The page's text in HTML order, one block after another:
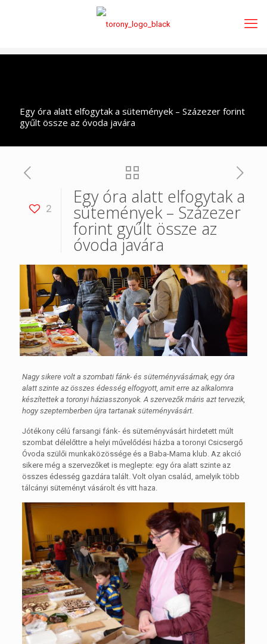
Egy óra alatt elfogytak a sütemények – Százezer forint
gyűlt össze az óvoda javára
2
Egy óra alatt elfogytak a
sütemények – Százezer
forint gyűlt össze az
óvoda javára
Nagy sikere volt a szombati fánk- és süteményvásárnak, egy óra
alatt szinte az összes édesség elfogyott, amit erre az alkalomra
készítettek a toronyi háziasszonyok. A szervezők máris azt tervezik,
hogy szeptemberben újra tartanak süteményvásárt.
Jótékony célú farsangi fánk- és süteményvásárt hirdetett múlt
szombat délelőttre a helyi művelődési házba a toronyi Csicsergő
Óvoda szülői munkaközössége és a Baba-Mama klub. Az akció
sikere még a szervezőket is meglepte: egy óra alatt szinte az
összes édesség gazdára talált. Volt olyan család, amelyik több
tálcányi süteményt vásárolt és vitt haza.